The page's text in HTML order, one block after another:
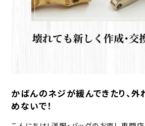
かばんのネジが緩んできたり、外
めないで！